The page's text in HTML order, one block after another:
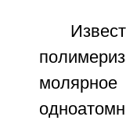
молярное